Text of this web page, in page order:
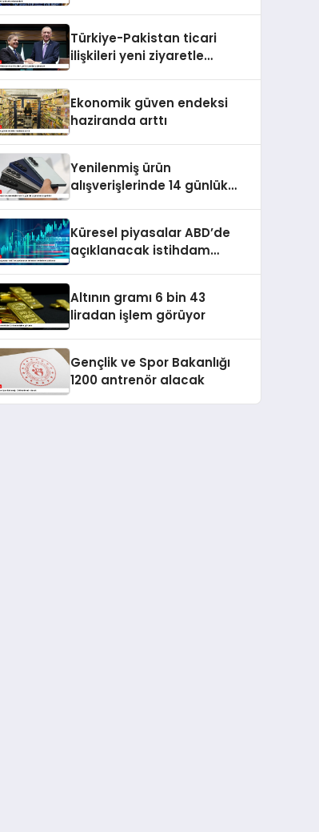
Türkiye-Pakistan ticari
ilişkileri yeni ziyaretle
Ekonomik güven endeksi
haziranda arttı
Yenilenmiş ürün
alışverişlerinde 14 günlük
Küresel piyasalar ABD’de
açıklanacak istihdam
Altının gramı 6 bin 43
liradan işlem görüyor
Gençlik ve Spor Bakanlığı
1200 antrenör alacak